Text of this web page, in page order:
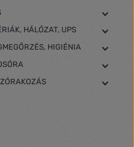
HÁLÓZAT, UPS
HIGIÉNIA